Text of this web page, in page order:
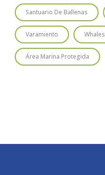
Santuario De Ballenas
Varamiento Whales
Área Marina Protegida